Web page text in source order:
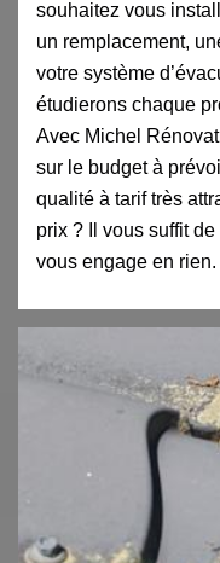
souhaitez vous
un remplacement,
votre système
étudierons chaque
Avec Michel
sur le budget à
qualité à tarif très
prix ? Il vous suffit
vous engage en rien.